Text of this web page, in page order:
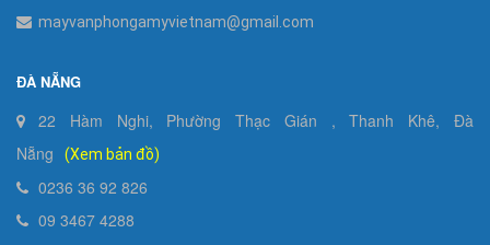
mayvanphongamyvietnam@gmail.com
ĐÀ NẴNG
22 Hàm Nghi, Phường Thạc Gián , Thanh Khê, Đà
Nẵng
(Xem bản đồ)
0236 36 92 826
09 3467 4288